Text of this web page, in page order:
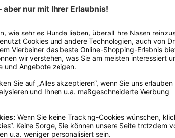
Eckig
Grau
Mikrofaser
Trocken- & Handtücher